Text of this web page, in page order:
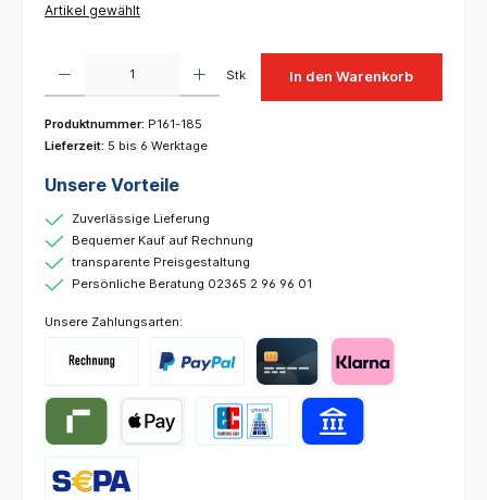
Artikel gewählt
Stk In den Warenkorb
Produktnummer: P161-185
Lieferzeit: 5 bis 6 Werktage
Unsere Vorteile
Zuverlässige Lieferung
Bequemer Kauf auf Rechnung
transparente Preisgestaltung
Persönliche Beratung 02365 2 96 96 01
Unsere Zahlungsarten: